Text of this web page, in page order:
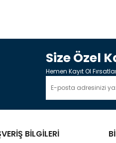
Size Özel
Hemen Kayıt Ol
BİLGİLERİ